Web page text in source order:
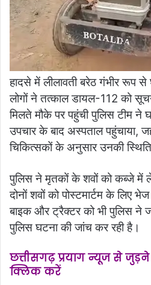
हादसे में लीलावती बरेठ गंभीर रूप
लोगों ने तत्काल डायल-112 को
मिलते मौके पर पहुंची पुलिस टीम ने
उपचार के बाद अस्पताल पहुंचाया,
चिकित्सकों के अनुसार उनकी
पुलिस ने मृतकों के शवों को कब्जे में
दोनों शवों को पोस्टमार्टम के लिए
बाइक और ट्रैक्टर को भी पुलिस ने
पुलिस घटना की जांच कर रही है।
छत्तीसगढ़ प्रयाग न्यूज से
क्लिक करें